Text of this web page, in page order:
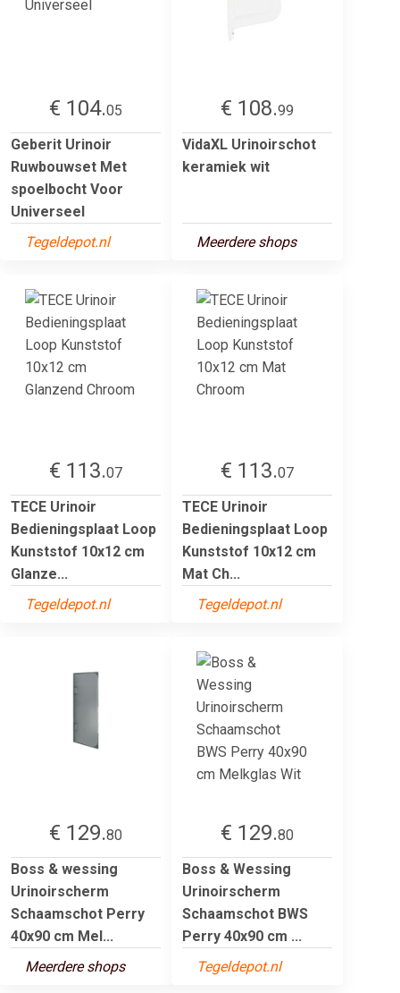
€ 104.05
Geberit Urinoir
Ruwbouwset Met
spoelbocht Voor
Universeel
Tegeldepot.nl
€ 108.99
VidaXL Urinoirschot
keramiek wit
Meerdere shops
€ 113.07
TECE Urinoir
Bedieningsplaat Loop
Kunststof 10x12 cm
Glanze...
Tegeldepot.nl
€ 113.07
TECE Urinoir
Bedieningsplaat Loop
Kunststof 10x12 cm
Mat Ch...
Tegeldepot.nl
€ 129.80
Boss & wessing
Urinoirscherm
Schaamschot Perry
40x90 cm Mel...
Meerdere shops
€ 129.80
Boss & Wessing
Urinoirscherm
Schaamschot BWS
Perry 40x90 cm ...
Tegeldepot.nl